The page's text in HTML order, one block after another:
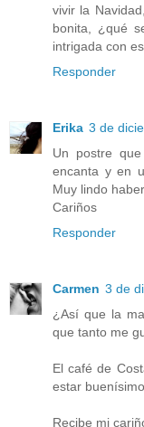
vivir la
bonita, ¿qué
intrigada con
Responder
Erika 3 de
Un postre
encanta y en
Muy lindo
Cariños
Responder
Carmen 3 de
¿Así que la
que tanto me
El café de
estar
Recibe mi